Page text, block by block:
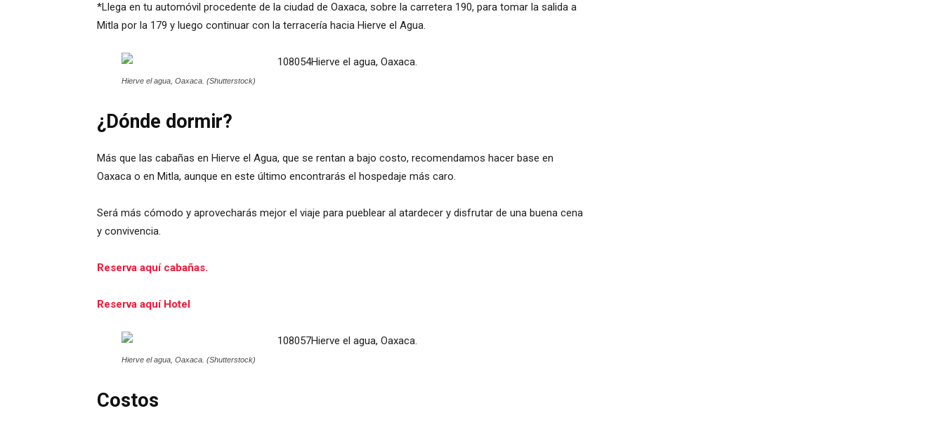
*Llega en tu automóvil procedente de la ciudad de Oaxaca, sobre la carretera 190, para tomar la salida a
Mitla por la 179 y luego continuar con la terracería hacia Hierve el Agua.
Hierve el agua, Oaxaca. (Shutterstock)
¿Dónde dormir?
Más que las cabañas en Hierve el Agua, que se rentan a bajo costo, recomendamos hacer base en
Oaxaca o en Mitla, aunque en este último encontrarás el hospedaje más caro.
Será más cómodo y aprovecharás mejor el viaje para pueblear al atardecer y disfrutar de una buena cena
y convivencia.
Reserva aquí cabañas.
Reserva aquí Hotel
Hierve el agua, Oaxaca. (Shutterstock)
Costos